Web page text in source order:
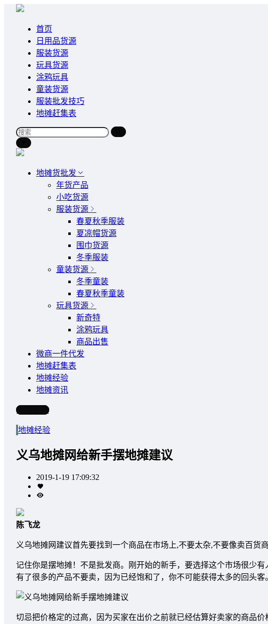
首页
日用品货源
服装货源
玩具货源
涂鸦玩具
童装货源
服装批发技巧
地摊赶集表
地摊货批发
年货产品
小吃货源
服装货源
春夏秋季服装
夏凉帽货源
围巾货源
冬季服装
童装货源
冬季童装
春夏秋季童装
玩具货源
新奇特
涂鸦玩具
商品出售
微商一件代发
地摊赶集表
地摊经验
地摊资讯
写文章
地摊经验
义乌地摊网给新手摆地摊建议
2019-1-19 17:09:32
陈飞龙
义乌地摊网建议首先要找到一个商品在市场上,不要太杂,不要像卖百货
记住你是摆地摊！不是批发商。刚开始的新手，要选择这个市场很少
有了很多的产品不要卖，因为已经饱和了，你不可能获得太多的回头客
切忌把价格定的过高，因为买家在出价之前就已经估算好卖家的商品